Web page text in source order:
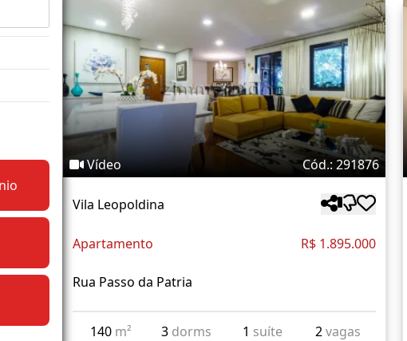
Vídeo Cód.: 291876
Vila Leopoldina
Apartamento R$ 1.895.000
Rua Passo da Patria
140 m² 3 dorms 1 suíte 2vagas